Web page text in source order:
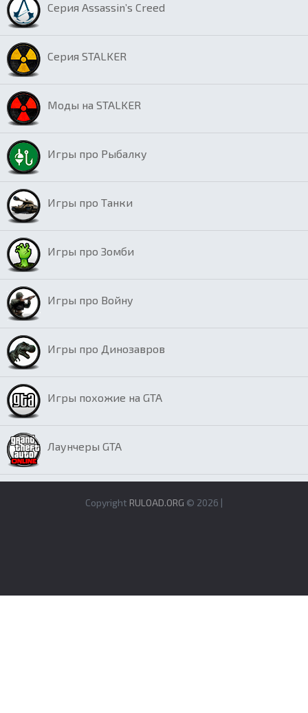
Серия Assassin’s Creed
Серия STALKER
Моды на STALKER
Игры про Рыбалку
Игры про Танки
Игры про Зомби
Игры про Войну
Игры про Динозавров
Игры похожие на GTA
Лаунчеры GTA
Copyright RULOAD.ORG © 2026 |